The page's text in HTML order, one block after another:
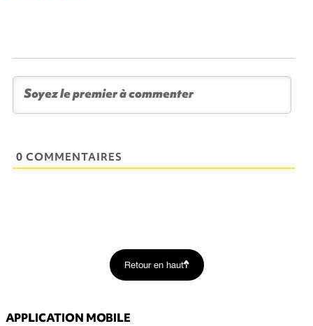
0 COMMENTAIRES
Retour en haut
APPLICATION MOBILE